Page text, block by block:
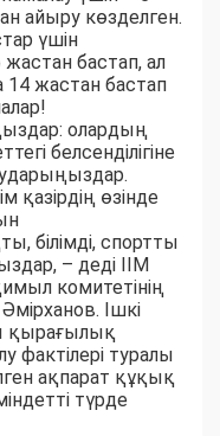
айыру көзделген.
үшін
бастап, ал
жастан бастап
олардың
белсенділігіне
қазірдің өзінде
білімді, спортты
– деді ІІМ
комитетінің
Ішкі
қырағылық
фактілері туралы
ақпарат құқық
түрде